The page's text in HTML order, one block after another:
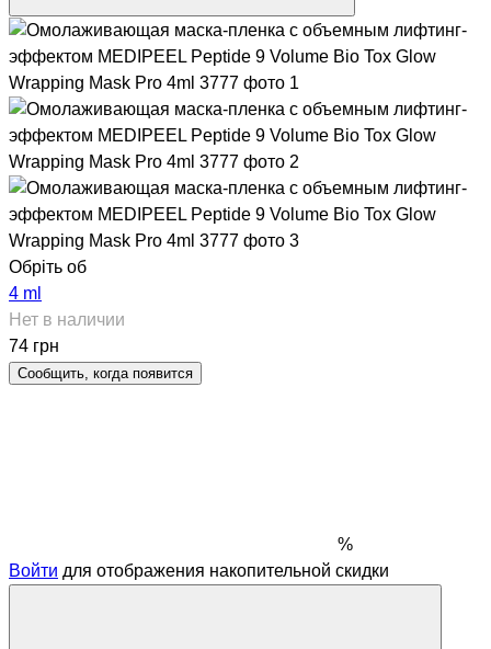
Обріть об
4 ml
Нет в наличии
74 грн
Сообщить, когда появится
%
Войти для отображения накопительной скидки